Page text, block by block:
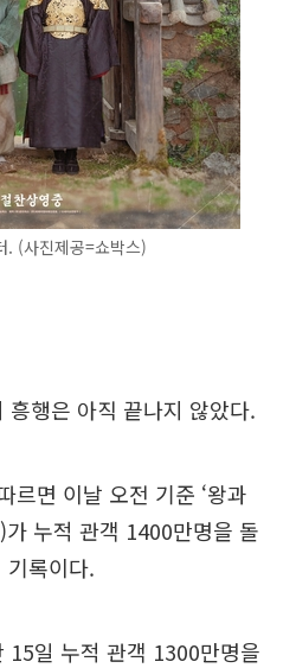
(사진제공=쇼박스)
흥행은 아직 끝나지 않았다.
르면 이날 오전 기준 ‘왕과
가 누적 관객 1400만명을 돌
록이다.
15일 누적 관객 1300만명을